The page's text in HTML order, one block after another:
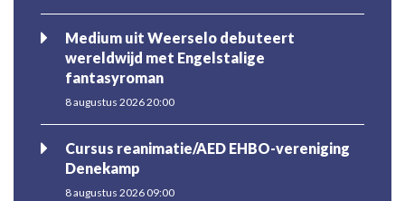
Medium uit Weerselo debuteert
wereldwijd met Engelstalige
fantasyroman
8 augustus 2026 20:00
Cursus reanimatie/AED EHBO-vereniging
Denekamp
8 augustus 2026 09:00